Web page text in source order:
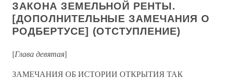
ЗАКОНА ЗЕМЕЛЬНОЙ РЕНТЫ.
[ДОПОЛНИТЕЛЬНЫЕ ЗАМЕЧАНИЯ О
РОДБЕРТУСЕ] (ОТСТУПЛЕНИЕ)
[Глава девятая]
ЗАМЕЧАНИЯ ОБ ИСТОРИИ ОТКРЫТИЯ ТАК